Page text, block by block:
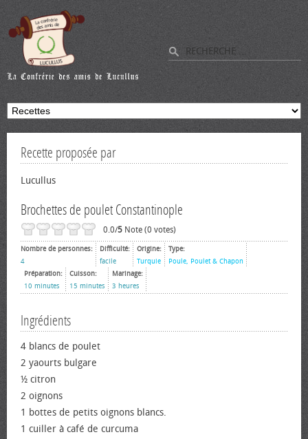
Recette proposée par
Lucullus
Brochettes de poulet Constantinople
0.0/5 Note (0 votes)
Nombre de personnes:
4
Difficulté:
facile
Origine:
Turquie
Type:
Poule, Poulet & Chapon
Préparation:
10 minutes
Cuisson:
15 minutes
Marinage:
3 heures
Ingrédients
4 blancs de poulet
2 yaourts bulgare
½ citron
2 oignons
1 bottes de petits oignons blancs.
1 cuiller à café de curcuma